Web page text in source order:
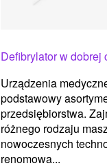
Defibrylator w dobrej
Urządzenia
podstawowy
przedsiębiorstwa.
różnego rodzaju
nowoczesnych
renomowa...